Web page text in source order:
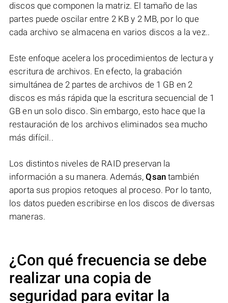
discos que componen la matriz. El tamaño de las
partes puede oscilar entre 2 KB y 2 MB, por lo que
cada archivo se almacena en varios discos a la vez..
Este enfoque acelera los procedimientos de lectura y
escritura de archivos. En efecto, la grabación
simultánea de 2 partes de archivos de 1 GB en 2
discos es más rápida que la escritura secuencial de 1
GB en un solo disco. Sin embargo, esto hace que la
restauración de los archivos eliminados sea mucho
más difícil..
Los distintos niveles de RAID preservan la
información a su manera. Además,Qsantambién
aporta sus propios retoques al proceso. Por lo tanto,
los datos pueden escribirse en los discos de diversas
maneras.
¿Con qué frecuencia se debe
realizar una copia de
seguridad para evitar la